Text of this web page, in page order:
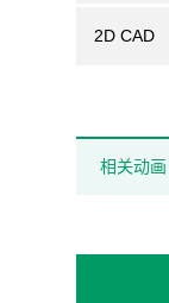
2D CAD
相关动画